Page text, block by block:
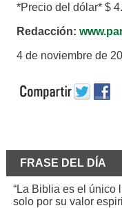
*Precio del dólar* $
Redacción:
4 de noviembre de
FRASE DEL DÍA
“La Biblia es el único
solo por su valor